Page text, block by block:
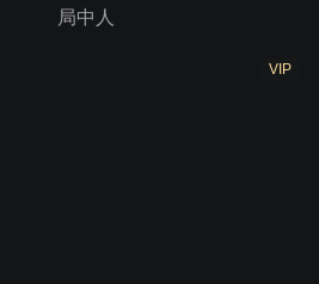
局中人
VIP